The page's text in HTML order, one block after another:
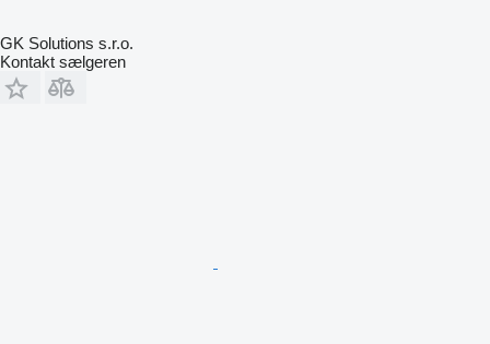
GK Solutions s.r.o.
Kontakt sælgeren